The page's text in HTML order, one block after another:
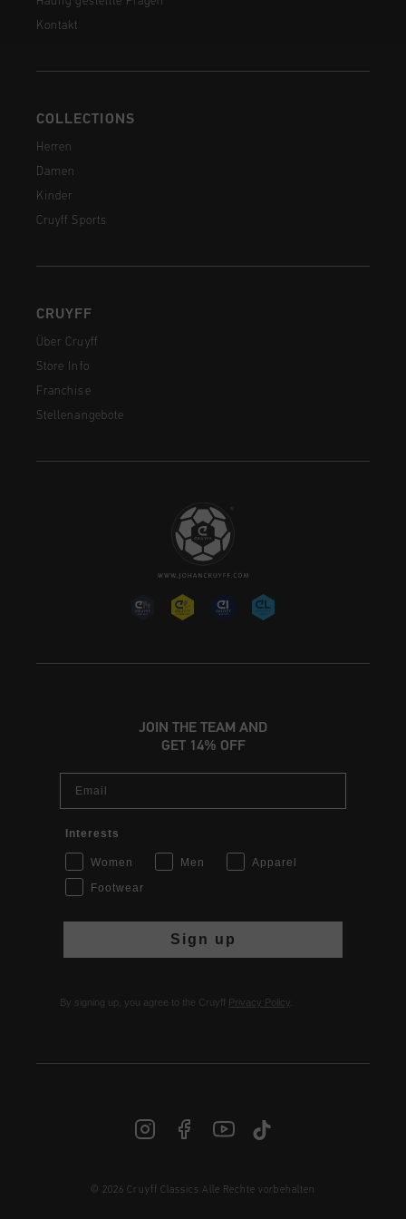
DE | € EUR
Kontakt
COLLECTIONS
Herren
Damen
Kinder
Cruyff Sports
CRUYFF
Über Cruyff
Store Info
Franchise
Stellenangebote
JOIN THE TEAM AND
GET 14% OFF
Email
Interests
Women Men
Apparel
Footwear
Sign up
By signing up, you agree to the Cruyff Privacy Policy
© 2026 Cruyff Classics Alle Rechte vorbehalten